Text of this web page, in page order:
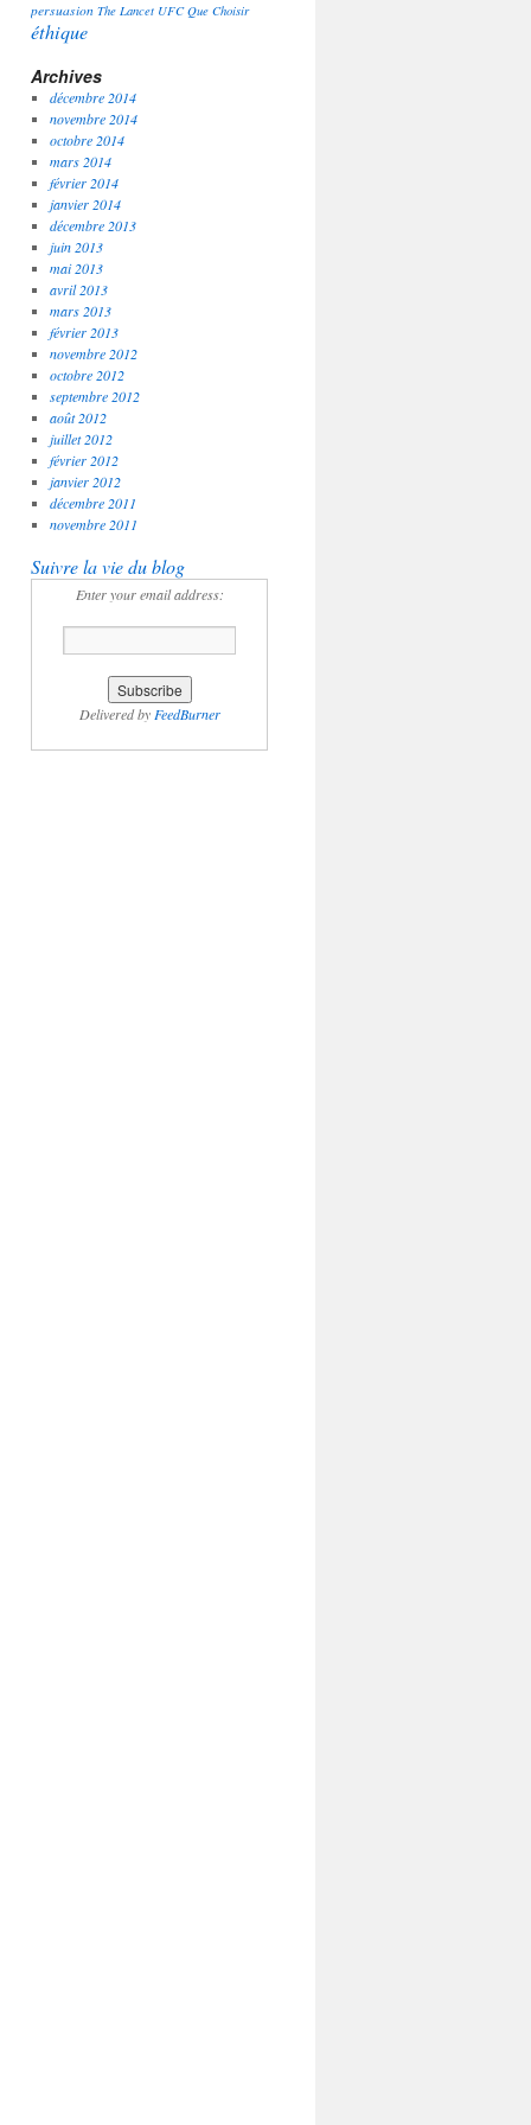
persuasion The Lancet UFC Que Choisir
éthique
Archives
décembre 2014
novembre 2014
octobre 2014
mars 2014
février 2014
janvier 2014
décembre 2013
juin 2013
mai 2013
avril 2013
mars 2013
février 2013
novembre 2012
octobre 2012
septembre 2012
août 2012
juillet 2012
février 2012
janvier 2012
décembre 2011
novembre 2011
Suivre la vie du blog
Enter your email address:
Delivered by FeedBurner